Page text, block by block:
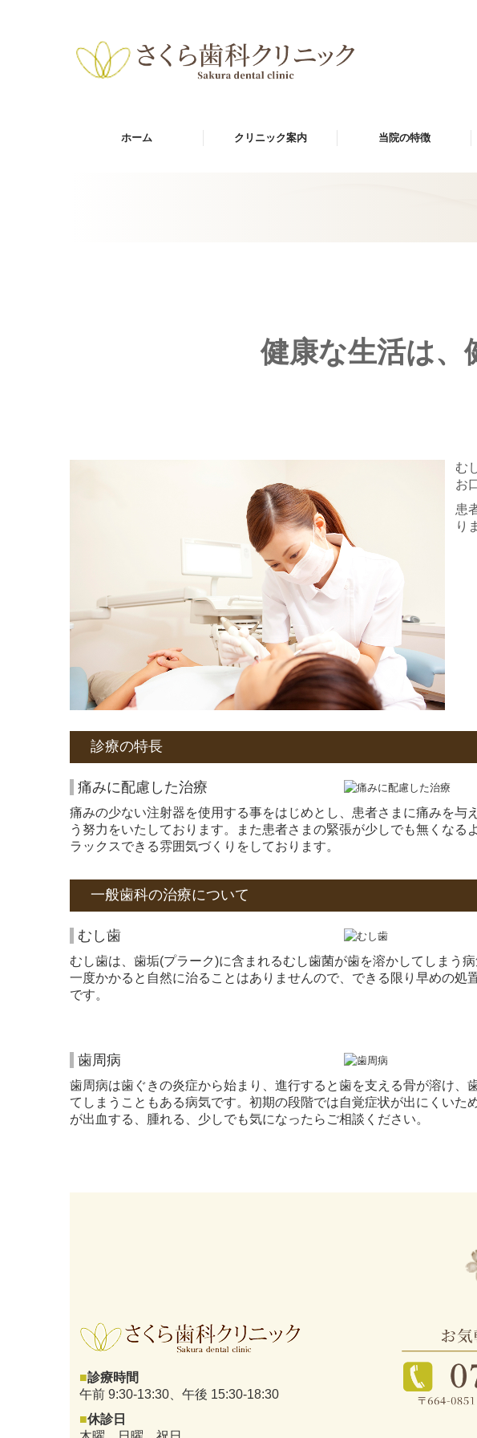
ホーム クリニック案内 当院の特徴
健康な生活は、
む
お
患
り
診療の特長
痛みに配慮した治療
痛みの少ない注射器を使用する事をはじめとし、患者さまに痛みを与
う努力をいたしております。また患者さまの緊張が少しでも無くなる
ラックスできる雰囲気づくりをしております。
一般歯科の治療について
むし歯
むし歯は、歯垢(プラーク)に含まれるむし歯菌が歯を溶かしてしまう病
一度かかると自然に治ることはありませんので、できる限り早めの処
です。
歯周病
歯周病は歯ぐきの炎症から始まり、進行すると歯を支える骨が溶け、
てしまうこともある病気です。初期の段階では自覚症状が出にくいた
が出血する、腫れる、少しでも気になったらご相談ください。
■診療時間
午前 9:30-13:30、午後 15:30-18:30
■休診日